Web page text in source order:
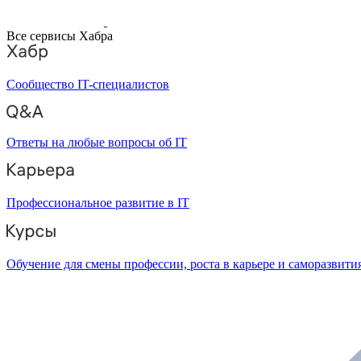
Все сервисы Хабра
Сообщество IT-специалистов
Ответы на любые вопросы об IT
Профессиональное развитие в IT
Обучение для смены профессии, роста в карьере и